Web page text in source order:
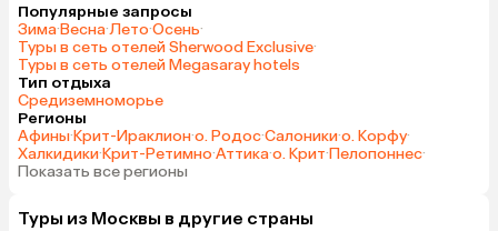
Популярные запросы
Зима·Весна·Лето·Осень·
Туры в сеть отелей Sherwood Exclusive·
Туры в сеть отелей Megasaray hotels
Тип отдыха
Средиземноморье
Регионы
Афины·Крит-Ираклион·о. Родос·Салоники·о. Корфу·
Халкидики·Крит-Ретимно·Аттика·о. Крит·Пелопоннес·
Показать все регионы
Туры из Москвы в другие страны